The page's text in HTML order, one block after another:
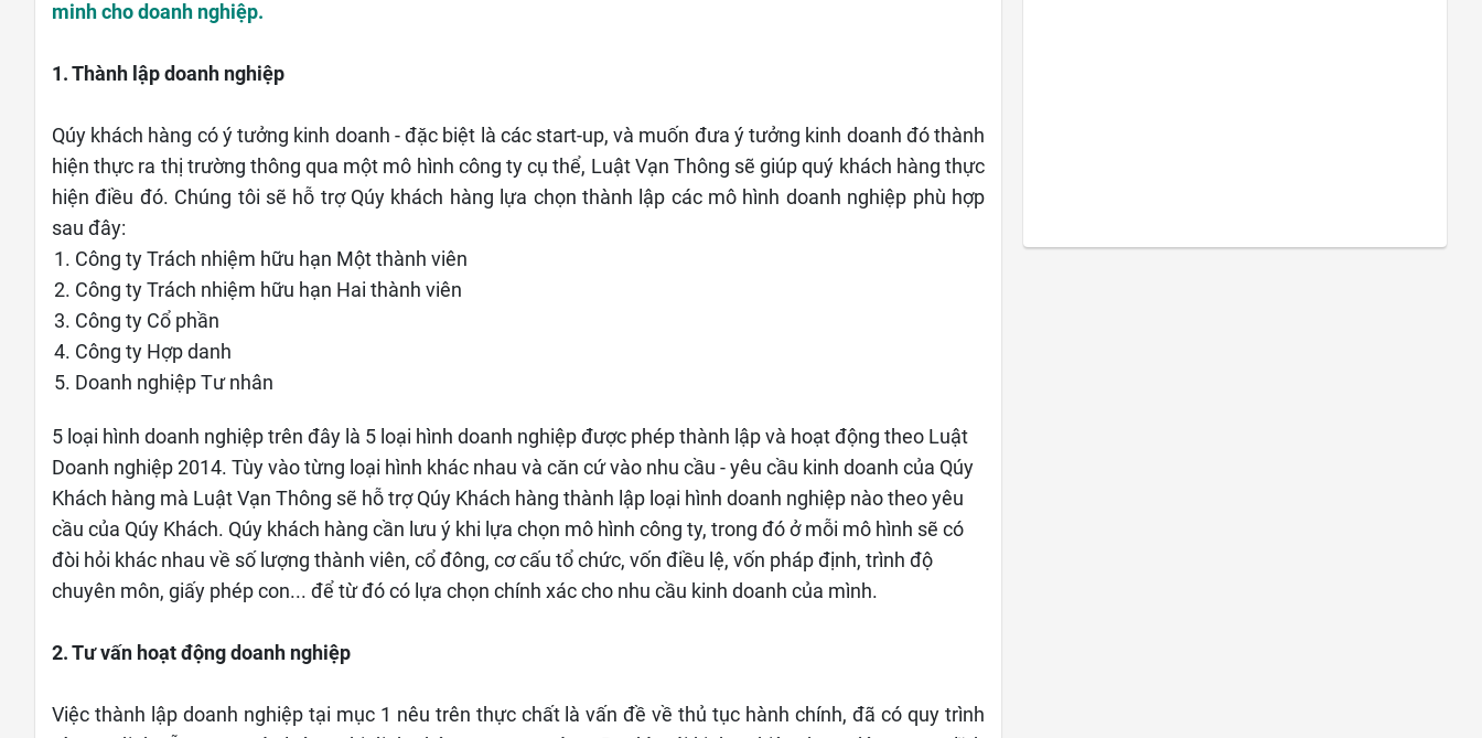
minh cho doanh nghiệp.
1. Thành lập doanh nghiệp
Qúy khách hàng có ý tưởng kinh doanh - đặc biệt là các start-up, và muốn đưa ý tưởng kinh doanh đó thành
hiện thực ra thị trường thông qua một mô hình công ty cụ thể, Luật Vạn Thông sẽ giúp quý khách hàng thực
hiện điều đó. Chúng tôi sẽ hỗ trợ Qúy khách hàng lựa chọn thành lập các mô hình doanh nghiệp phù hợp
sau đây:
Công ty Trách nhiệm hữu hạn Một thành viên
Công ty Trách nhiệm hữu hạn Hai thành viên
Công ty Cổ phần
Công ty Hợp danh
Doanh nghiệp Tư nhân
5 loại hình doanh nghiệp trên đây là 5 loại hình doanh nghiệp được phép thành lập và hoạt động theo Luật
Doanh nghiệp 2014. Tùy vào từng loại hình khác nhau và căn cứ vào nhu cầu - yêu cầu kinh doanh của Qúy
Khách hàng mà Luật Vạn Thông sẽ hỗ trợ Qúy Khách hàng thành lập loại hình doanh nghiệp nào theo yêu
cầu của Qúy Khách. Qúy khách hàng cần lưu ý khi lựa chọn mô hình công ty, trong đó ở mỗi mô hình sẽ có
đòi hỏi khác nhau về số lượng thành viên, cổ đông, cơ cấu tổ chức, vốn điều lệ, vốn pháp định, trình độ
chuyên môn, giấy phép con... để từ đó có lựa chọn chính xác cho nhu cầu kinh doanh của mình.
2. Tư vấn hoạt động doanh nghiệp
Việc thành lập doanh nghiệp tại mục 1 nêu trên thực chất là vấn đề về thủ tục hành chính, đã có quy trình